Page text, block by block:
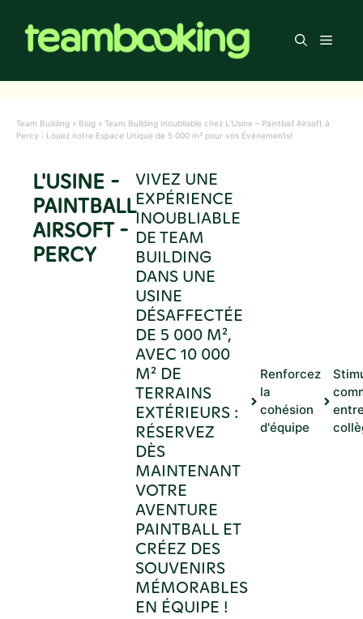
contenu
Menu
Team Building » Blog » Team Building Inoubliable chez L’Usine – Paintball Airsoft à
Percy : Louez notre Espace Unique de 5 000 m² pour vos Événements!
L'USINE -
PAINTBALL
AIRSOFT -
PERCY
VIVEZ UNE
EXPÉRIENCE
INOUBLIABLE
DE TEAM
BUILDING
DANS UNE
USINE
DÉSAFFECTÉE
DE 5 000 M²,
AVEC 10 000
M² DE
TERRAINS
EXTÉRIEURS :
RÉSERVEZ
DÈS
MAINTENANT
VOTRE
AVENTURE
PAINTBALL ET
CRÉEZ DES
SOUVENIRS
MÉMORABLES
EN ÉQUIPE !
Renforcez
la
cohésion
d'équipe